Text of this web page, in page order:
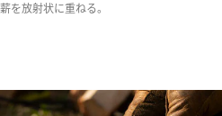
を放射状に重ねる。